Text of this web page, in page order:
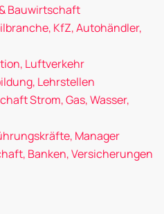
Bauwirtschaft
KfZ, Autohändler,
Luftverkehr
Lehrstellen
Strom, Gas, Wasser,
Manager
Banken, Versicherungen